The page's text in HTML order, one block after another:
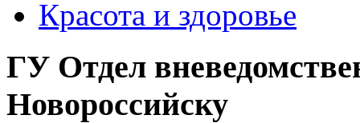
Красота и здоровье
ГУ Отдел
Новороссийску